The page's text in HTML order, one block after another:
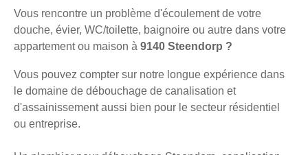
Vous rencontre un problème d'écoulement de votre
douche, évier, WC/toilette, baignoire ou autre dans votre
appartement ou maison à 9140 Steendorp ?
Vous pouvez compter sur notre longue expérience dans
le domaine de débouchage de canalisation et
d'assainissement aussi bien pour le secteur résidentiel
ou entreprise.